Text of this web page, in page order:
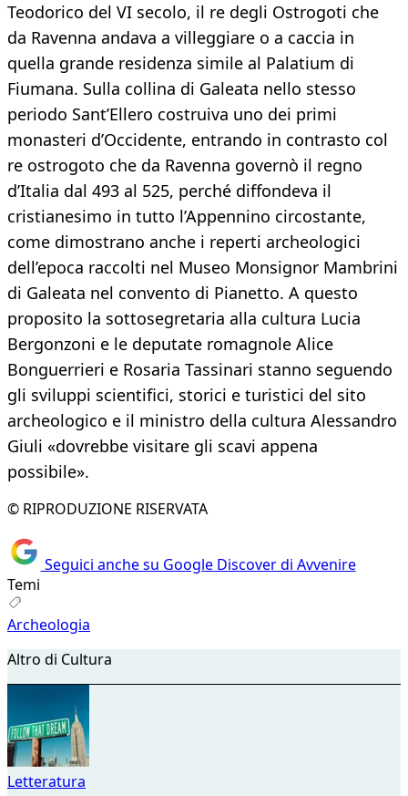
Teodorico del VI secolo, il re degli Ostrogoti che
da Ravenna andava a villeggiare o a caccia in
quella grande residenza simile al Palatium di
Fiumana. Sulla collina di Galeata nello stesso
periodo Sant’Ellero costruiva uno dei primi
monasteri d’Occidente, entrando in contrasto col
re ostrogoto che da Ravenna governò il regno
d’Italia dal 493 al 525, perché diffondeva il
cristianesimo in tutto l’Appennino circostante,
come dimostrano anche i reperti archeologici
dell’epoca raccolti nel Museo Monsignor Mambrini
di Galeata nel convento di Pianetto. A questo
proposito la sottosegretaria alla cultura Lucia
Bergonzoni e le deputate romagnole Alice
Bonguerrieri e Rosaria Tassinari stanno seguendo
gli sviluppi scientifici, storici e turistici del sito
archeologico e il ministro della cultura Alessandro
Giuli «dovrebbe visitare gli scavi appena
possibile».
© RIPRODUZIONE RISERVATA
Seguici anche su Google Discover di Avvenire
Temi
Archeologia
Altro di Cultura
Letteratura